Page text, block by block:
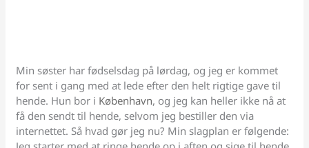
Min søster har fødselsdag på lørdag, og jeg er kommet
for sent i gang med at lede efter den helt rigtige gave til
hende. Hun bor i København, og jeg kan heller ikke nå at
få den sendt til hende, selvom jeg bestiller den via
internettet. Så hvad gør jeg nu? Min slagplan er følgende: